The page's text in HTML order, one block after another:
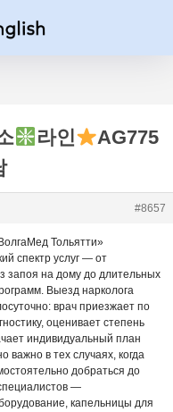
라인
AG775
#8657
Тольятти»
спектр услуг — от
запоя на дому до длительных
Выезд нарколога
врач приезжает по
оценивает степень
индивидуальный план
важно в тех случаях, когда
добраться до
—
капельницы для